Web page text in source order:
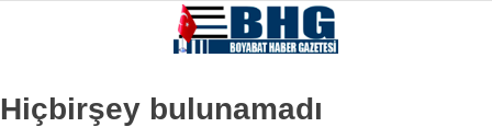
Hiçbirşey bulunamadı